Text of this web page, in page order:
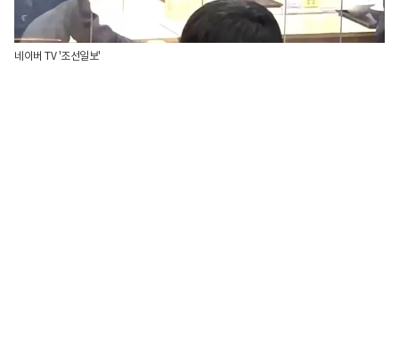
네이버 TV '조선일보'